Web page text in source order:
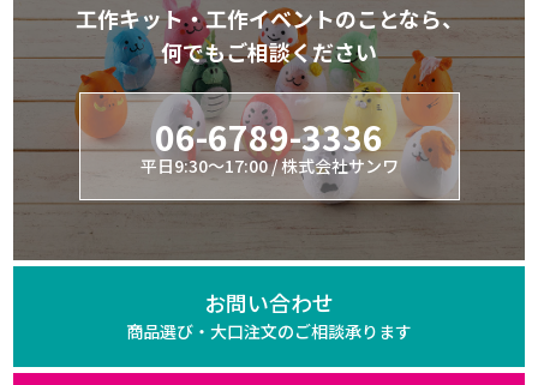
工作キット・工作イベントのことなら、
何でもご相談ください
06-6789-3336
平日9:30～17:00 / 株式会社サンワ
お問い合わせ
商品選び・大口注文のご相談承ります